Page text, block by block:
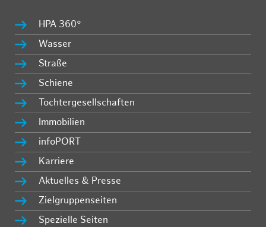
HPA 360°
Wasser
Straße
Schiene
Tochtergesellschaften
Immobilien
infoPORT
Karriere
Aktuelles & Presse
Zielgruppenseiten
Spezielle Seiten